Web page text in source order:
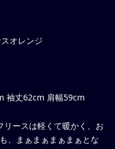
オレンジ
袖丈62cm 肩幅59cm
ースは軽くて暖かく、お
、まぁまぁまぁまぁとな